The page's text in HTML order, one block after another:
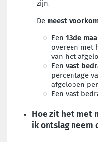
zijn.
De meest
Een 13de
overeen met
van het
Een vast
percentage
afgelopen
Een vast
Hoe zit het met
ik ontslag neem